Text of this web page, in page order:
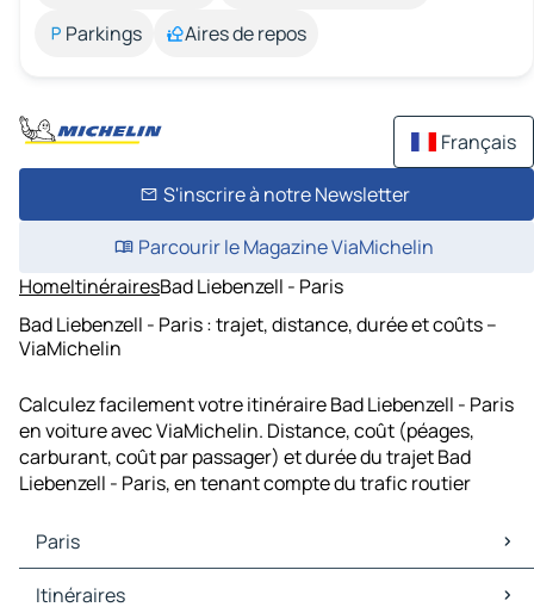
Parkings
Aires de repos
Français
S'inscrire à notre Newsletter
Parcourir le Magazine ViaMichelin
HomeItinérairesBad Liebenzell - Paris
Bad Liebenzell - Paris : trajet, distance, durée et coûts –
ViaMichelin
Calculez facilement votre itinéraire Bad Liebenzell - Paris
en voiture avec ViaMichelin. Distance, coût (péages,
carburant, coût par passager) et durée du trajet Bad
Liebenzell - Paris, en tenant compte du trafic routier
Paris
Paris Cartes et plans
Itinéraires